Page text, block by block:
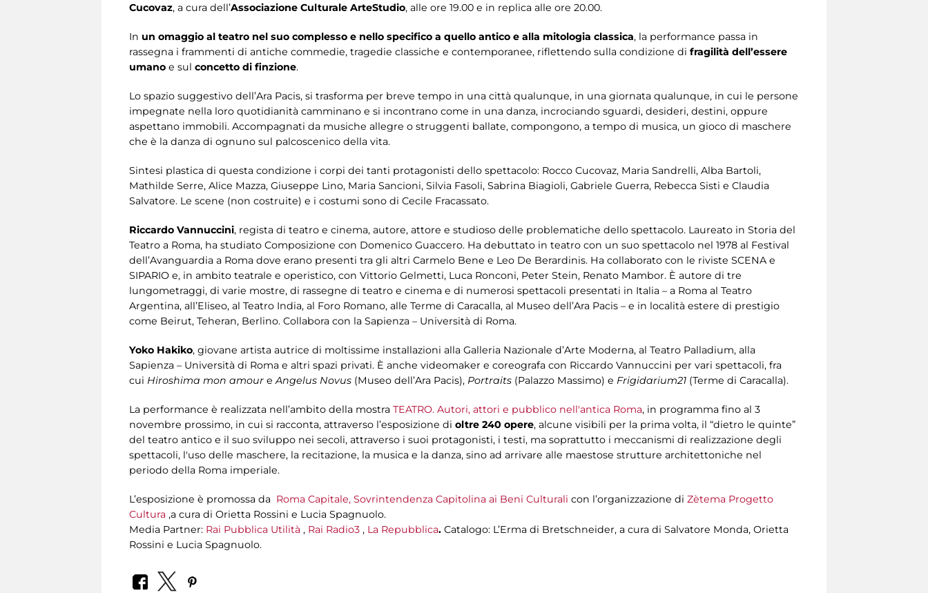
Cucovaz, a cura dell’Associazione Culturale ArteStudio, alle ore 19.00 e in replica alle ore 20.00.
In un omaggio al teatro nel suo complesso e nello specifico a quello antico e alla mitologia classica, la performance passa in
rassegna i frammenti di antiche commedie, tragedie classiche e contemporanee, riflettendo sulla condizione di fragilità dell’essere
umano e sul concetto di finzione.
Lo spazio suggestivo dell’Ara Pacis, si trasforma per breve tempo in una città qualunque, in una giornata qualunque, in cui le persone
impegnate nella loro quotidianità camminano e si incontrano come in una danza, incrociando sguardi, desideri, destini, oppure
aspettano immobili. Accompagnati da musiche allegre o struggenti ballate, compongono, a tempo di musica, un gioco di maschere
che è la danza di ognuno sul palcoscenico della vita.
Sintesi plastica di questa condizione i corpi dei tanti protagonisti dello spettacolo: Rocco Cucovaz, Maria Sandrelli, Alba Bartoli,
Mathilde Serre, Alice Mazza, Giuseppe Lino, Maria Sancioni, Silvia Fasoli, Sabrina Biagioli, Gabriele Guerra, Rebecca Sisti e Claudia
Salvatore. Le scene (non costruite) e i costumi sono di Cecile Fracassato.
Riccardo Vannuccini, regista di teatro e cinema, autore, attore e studioso delle problematiche dello spettacolo. Laureato in Storia del
Teatro a Roma, ha studiato Composizione con Domenico Guaccero. Ha debuttato in teatro con un suo spettacolo nel 1978 al Festival
dell’Avanguardia a Roma dove erano presenti tra gli altri Carmelo Bene e Leo De Berardinis. Ha collaborato con le riviste SCENA e
SIPARIO e, in ambito teatrale e operistico, con Vittorio Gelmetti, Luca Ronconi, Peter Stein, Renato Mambor. È autore di tre
lungometraggi, di varie mostre, di rassegne di teatro e cinema e di numerosi spettacoli presentati in Italia – a Roma al Teatro
Argentina, all’Eliseo, al Teatro India, al Foro Romano, alle Terme di Caracalla, al Museo dell’Ara Pacis – e in località estere di prestigio
come Beirut, Teheran, Berlino. Collabora con la Sapienza – Università di Roma.
Yoko Hakiko, giovane artista autrice di moltissime installazioni alla Galleria Nazionale d’Arte Moderna, al Teatro Palladium, alla
Sapienza – Università di Roma e altri spazi privati. È anche videomaker e coreografa con Riccardo Vannuccini per vari spettacoli, fra
cui Hiroshima mon amour eAngelus Novus (Museo dell’Ara Pacis), Portraits (Palazzo Massimo) e Frigidarium21 (Terme di Caracalla).
La performance è realizzata nell’ambito della mostra TEATRO. Autori, attori e pubblico nell'antica Roma, in programma fino al 3
novembre prossimo, in cui si racconta, attraverso l’esposizione di oltre 240 opere, alcune visibili per la prima volta, il “dietro le quinte”
del teatro antico e il suo sviluppo nei secoli, attraverso i suoi protagonisti, i testi, ma soprattutto i meccanismi di realizzazione degli
spettacoli, l'uso delle maschere, la recitazione, la musica e la danza, sino ad arrivare alle maestose strutture architettoniche nel
periodo della Roma imperiale.
L’esposizione è promossa da Roma Capitale, Sovrintendenza Capitolina ai Beni Culturali con l’organizzazione di Zètema Progetto
Cultura ,a cura di Orietta Rossini e Lucia Spagnuolo.
Media Partner: Rai Pubblica Utilità , Rai Radio3 , La Repubblica. Catalogo: L’Erma di Bretschneider, a cura di Salvatore Monda, Orietta
Rossini e Lucia Spagnuolo.